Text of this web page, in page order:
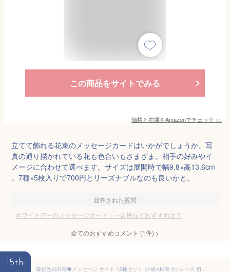
この商品をサイトでみる
価格と在庫をAmazonでチェック >>
立てて飾れる花束のメッセージカードはいかがでしょうか。写
真の通り描かれている花も色合いもさまざま。相手の好みやイ
メージに合わせて選べます。サイズは展開時で幅9.8×高13.6cm
。7種×5枚入りで700円とリーズナブルなのも良いかと。
回答された質問
ホワイトデーのメッセージカード｜一言用などおすすめは？
全てのおすすめコメント (1件) >
15th
最短当日出荷◆メッセージ カード 12種セット (中紙+封筒 付) レース 切り絵 影絵 美麗 ミニ サンキュー ありがとう 誕生日バースデー グリーディング カラフル ポップ ビビッド ハート 花 フラワー ケーキ 鳥 バラ